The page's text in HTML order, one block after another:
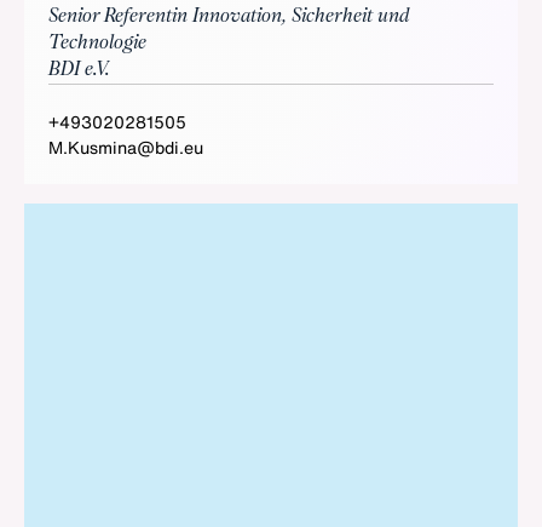
Senior Referentin Innovation, Sicherheit und
Technologie
BDI e.V.
+493020281505
M.Kusmina@bdi.eu